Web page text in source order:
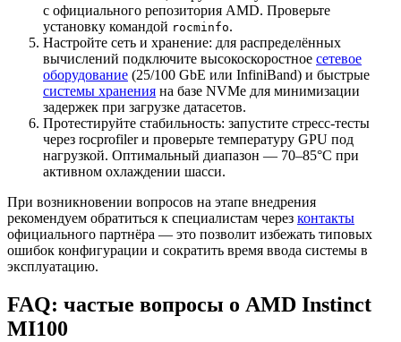
с официального репозитория AMD. Проверьте
установку командой rocminfo.
Настройте сеть и хранение: для распределённых
вычислений подключите высокоскоростное сетевое
оборудование (25/100 GbE или InfiniBand) и быстрые
системы хранения на базе NVMe для минимизации
задержек при загрузке датасетов.
Протестируйте стабильность: запустите стресс-тесты
через rocprofiler и проверьте температуру GPU под
нагрузкой. Оптимальный диапазон — 70–85°C при
активном охлаждении шасси.
При возникновении вопросов на этапе внедрения
рекомендуем обратиться к специалистам через контакты
официального партнёра — это позволит избежать типовых
ошибок конфигурации и сократить время ввода системы в
эксплуатацию.
FAQ: частые вопросы о AMD Instinct
MI100